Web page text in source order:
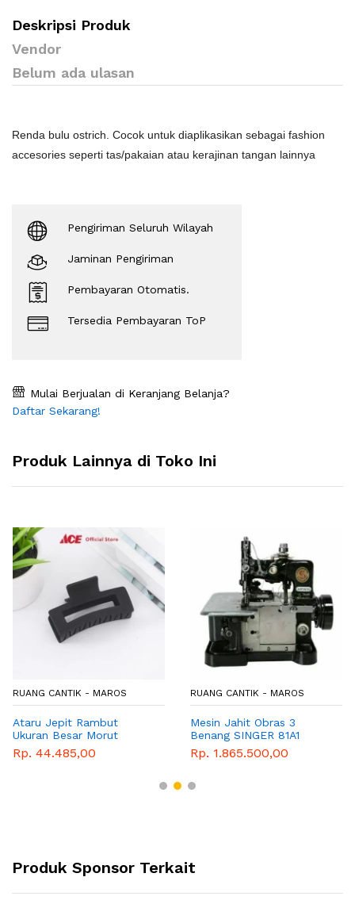
Deskripsi Produk
Vendor
Belum ada ulasan
Renda bulu ostrich. Cocok untuk diaplikasikan sebagai fashion
accesories seperti tas/pakaian atau kerajinan tangan lainnya
Pengiriman Seluruh Wilayah
Jaminan Pengiriman
Pembayaran Otomatis.
Tersedia Pembayaran ToP
Mulai Berjualan di Keranjang Belanja?
Daftar Sekarang!
Produk Lainnya di Toko Ini
RUANG CANTIK - MAROS
Ataru Jepit Rambut
Ukuran Besar Morut
Rp. 44.485,00
RUANG CANTIK - MAROS
Mesin Jahit Obras 3
Benang SINGER 81A1
Rp. 1.865.500,00
Produk Sponsor Terkait